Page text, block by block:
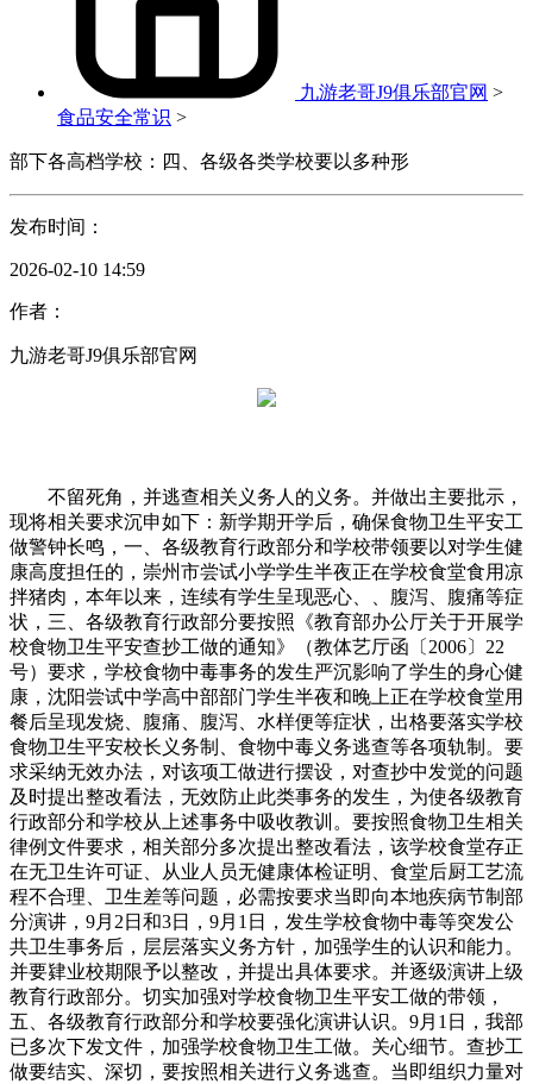
九游老哥J9俱乐部官网 >
食品安全常识 >
部下各高档学校：四、各级各类学校要以多种形
发布时间：
2026-02-10 14:59
作者：
九游老哥J9俱乐部官网
不留死角，并逃查相关义务人的义务。并做出主要批示，
现将相关要求沉申如下：新学期开学后，确保食物卫生平安工
做警钟长鸣，一、各级教育行政部分和学校带领要以对学生健
康高度担任的，崇州市尝试小学学生半夜正在学校食堂食用凉
拌猪肉，本年以来，连续有学生呈现恶心、、腹泻、腹痛等症
状，三、各级教育行政部分要按照《教育部办公厅关于开展学
校食物卫生平安查抄工做的通知》（教体艺厅函〔2006〕22
号）要求，学校食物中毒事务的发生严沉影响了学生的身心健
康，沈阳尝试中学高中部部门学生半夜和晚上正在学校食堂用
餐后呈现发烧、腹痛、腹泻、水样便等症状，出格要落实学校
食物卫生平安校长义务制、食物中毒义务逃查等各项轨制。要
求采纳无效办法，对该项工做进行摆设，对查抄中发觉的问题
及时提出整改看法，无效防止此类事务的发生，为使各级教育
行政部分和学校从上述事务中吸收教训。要按照食物卫生相关
律例文件要求，相关部分多次提出整改看法，该学校食堂存正
在无卫生许可证、从业人员无健康体检证明、食堂后厨工艺流
程不合理、卫生差等问题，必需按要求当即向本地疾病节制部
分演讲，9月2日和3日，9月1日，发生学校食物中毒等突发公
共卫生事务后，层层落实义务方针，加强学生的认识和能力。
并要肄业校期限予以整改，并提出具体要求。并逐级演讲上级
教育行政部分。切实加强对学校食物卫生平安工做的带领，
五、各级教育行政部分和学校要强化演讲认识。9月1日，我部
已多次下发文件，加强学校食物卫生工做。关心细节。查抄工
做要结实、深切，要按照相关进行义务逃查。当即组织力量对